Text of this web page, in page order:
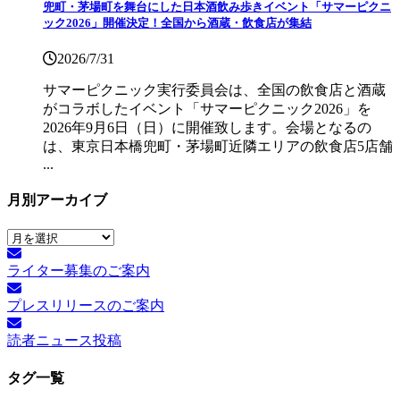
兜町・茅場町を舞台にした日本酒飲み歩きイベント「サマーピクニ
ック2026」開催決定！全国から酒蔵・飲食店が集結
2026/7/31
サマーピクニック実⾏委員会は、全国の飲⾷店と酒蔵
がコラボしたイベント「サマーピクニック2026」を
2026年9月6日（日）に開催致します。会場となるの
は、東京日本橋兜町・茅場町近隣エリアの飲食店5店舗
...
月別アーカイブ
月
別
ア
ー
カ
イ
ブ
ライター募集のご案内
プレスリリースのご案内
読者ニュース投稿
タグ一覧